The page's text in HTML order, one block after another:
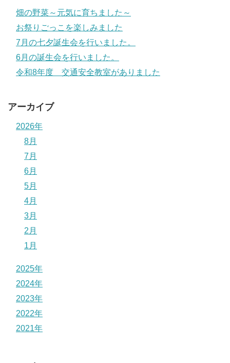
畑の野菜～元気に育ちました～
お祭りごっこを楽しみました
7月の七夕誕生会を行いました。
6月の誕生会を行いました。
令和8年度 交通安全教室がありました
アーカイブ
2026年
8月
7月
6月
5月
4月
3月
2月
1月
2025年
2024年
2023年
2022年
2021年